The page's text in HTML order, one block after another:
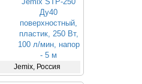
Jemix, Россия